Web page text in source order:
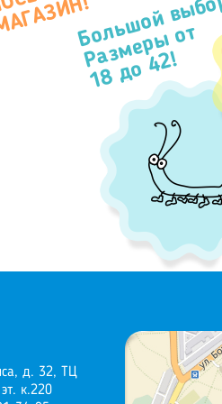
Большой
Размеры от
18 до 42!
д. 32, ТЦ
к.220